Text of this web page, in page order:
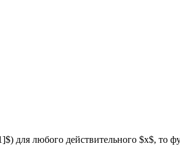
для любого действительного $x$,